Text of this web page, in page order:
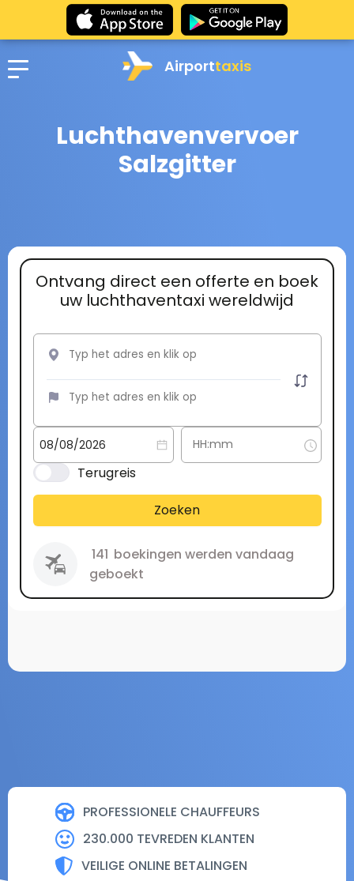
Airporttaxis
Luchthavenvervoer
Salzgitter
PROFESSIONELE CHAUFFEURS
230.000 TEVREDEN KLANTEN
VEILIGE ONLINE BETALINGEN
Ontvang direct een offerte en boek
uw luchthaventaxi wereldwijd
Terugreis
Zoeken
141 boekingen werden vandaag
geboekt